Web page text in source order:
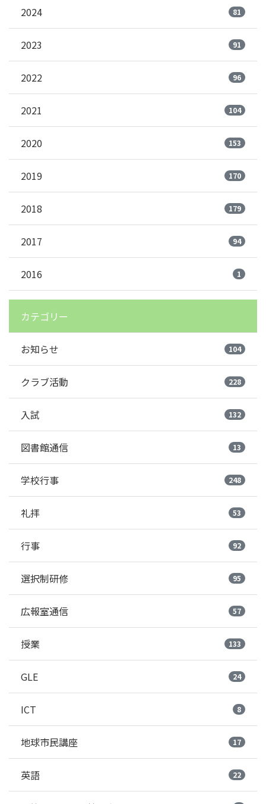
2024 81
2023 91
2022 96
2021 104
2020 153
2019 170
2018 179
2017 94
2016 1
カテゴリー
お知らせ 104
クラブ活動 228
入試 132
図書館通信 13
学校行事 248
礼拝 53
行事 92
選択制研修 95
広報室通信 57
授業 133
GLE 24
ICT 8
地球市民講座 17
英語 22